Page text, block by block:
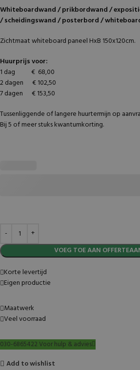
Whiteboardwand / prikbordwand /
/ scheidingswand / posterbord /
Zichtmaat whiteboard paneel HxB 150x120cm.
Huurprijs voor:
1 dag € 68,00
2 dagen € 102,50
7 dagen € 153,50
Tussenliggende of langere huurtermijn op
Bij 5 of meer stuks kwantumkorting.
VOEG TOE AAN
Korte levertijd
Eigen productie
Maatwerk
Veel voorraad
030-6865422 Voor hulp & advies
Add to wishlist